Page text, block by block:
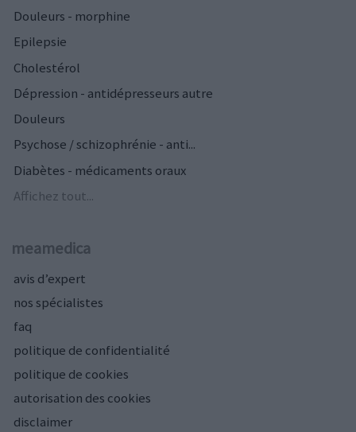
Douleurs - morphine
Epilepsie
Cholestérol
Dépression - antidépresseurs autre
Douleurs
Psychose / schizophrénie - anti...
Diabètes - médicaments oraux
Affichez tout...
meamedica
avis d’expert
nos spécialistes
faq
politique de confidentialité
politique de cookies
autorisation des cookies
disclaimer